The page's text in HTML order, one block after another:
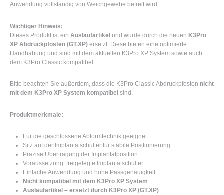
Anwendung vollständig von Weichgewebe befreit wird.
Wichtiger Hinweis:
Dieses Produkt ist ein Auslaufartikel und wurde durch die neuen K3Pro
XP Abdruckpfosten (GT.XP) ersetzt. Diese bieten eine optimierte
Handhabung und sind mit dem aktuellen K3Pro XP System sowie auch
dem K3Pro Classic kompatibel.
Bitte beachten Sie außerdem, dass die K3Pro Classic Abdruckpfosten nicht
mit dem K3Pro XP System kompatibel sind.
Produktmerkmale:
Für die geschlossene Abformtechnik geeignet
Sitz auf der Implantatschulter für stabile Positionierung
Präzise Übertragung der Implantatposition
Voraussetzung: freigelegte Implantatschulter
Einfache Anwendung und hohe Passgenauigkeit
Nicht kompatibel mit dem K3Pro XP System
Auslaufartikel – ersetzt durch K3Pro XP (GT.XP)